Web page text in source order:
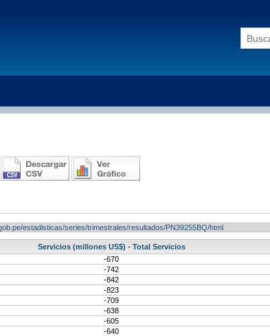
estadisticas/series/trimestrales/resultados/PN39255BQ/html
Servicios (millones US$) - Total Servicios
-670
-742
-842
-823
-709
-638
-605
-640